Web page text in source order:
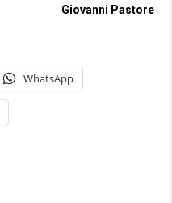
Giovanni Pastore
WhatsApp